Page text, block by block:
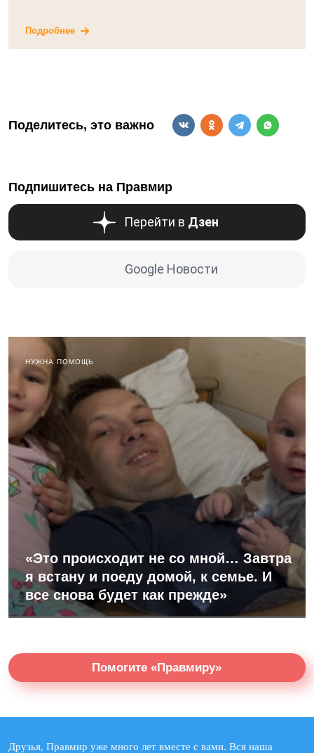
Подробнее
Поделитесь, это важно
Подпишитесь на Правмир
Перейти в Дзен
Google Новости
НУЖНА ПОМОЩЬ
«Это происходит не со мной… Завтра
я встану и поеду домой, к семье. И
все снова будет как прежде»
Помогите «Правмиру»
Друзья, Правмир уже много лет вместе с вами. Вся наша